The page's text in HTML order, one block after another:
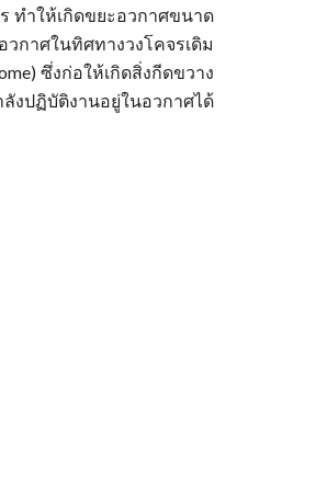
ทำให้เกิดขยะอวกาศขนาด
กาศในทิศทางวงโคจรเดิม
ซึ่งก่อให้เกิดสิ่งกีดขวาง
งปฏิบัติงานอยู่ในอวกาศได้